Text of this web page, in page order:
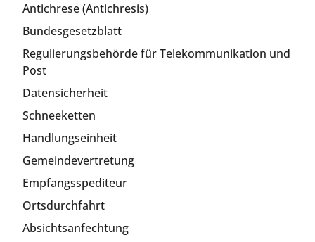
Antichrese (Antichresis)
Bundesgesetzblatt
Regulierungsbehörde für Telekommunikation und
Post
Datensicherheit
Schneeketten
Handlungseinheit
Gemeindevertretung
Empfangsspediteur
Ortsdurchfahrt
Absichtsanfechtung